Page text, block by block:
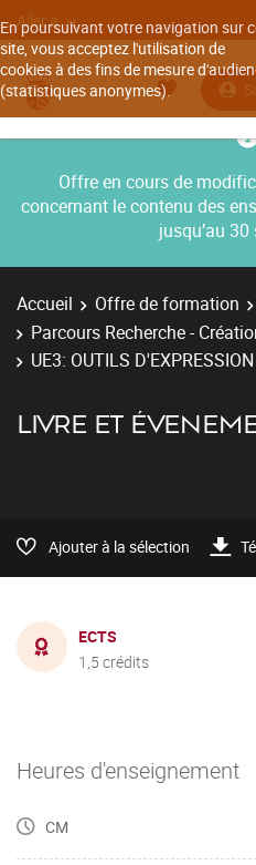
En poursuivant votre navigation sur
site, vous acceptez l'utilisation de
cookies à des fins de mesure
(statistiques anonymes).
Aller à
Offre en cours de
concernant le contenu des
jusqu’au
Accueil Offre de formation
Parcours Recherche -
UE3: OUTILS D'EXPRESSION
LIVRE ET
Ajouter à la sélection
ECTS
1,5 crédits
Heures d'enseignement
CM